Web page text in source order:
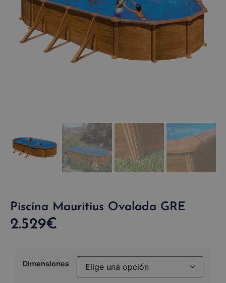
Piscina Mauritius Ovalada GRE
2.529€
Dimensiones